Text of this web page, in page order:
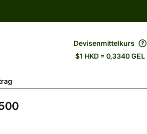
Devisenmittelkurs
$1 HKD = 0,3340 GEL